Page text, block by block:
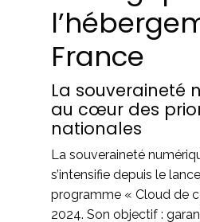
France
La souveraineté
au cœur des
nationales
La souveraineté
s’intensifie depuis le
programme « Cloud de
2024. Son objectif :